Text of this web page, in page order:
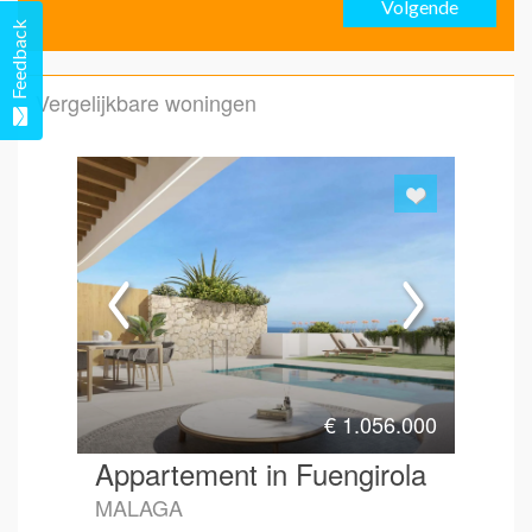
Volgende
Vergelijkbare woningen
€1.056.000
Appartement in Fuengirola
MALAGA
Feedback